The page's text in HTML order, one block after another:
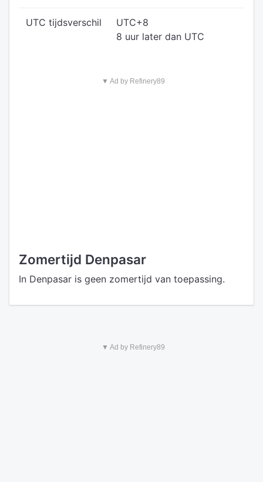
UTC tijdsverschil
UTC+8
8 uur later dan UTC
▼ Ad by Refinery89
Zomertijd Denpasar
In Denpasar is geen zomertijd van toepassing.
▼ Ad by Refinery89